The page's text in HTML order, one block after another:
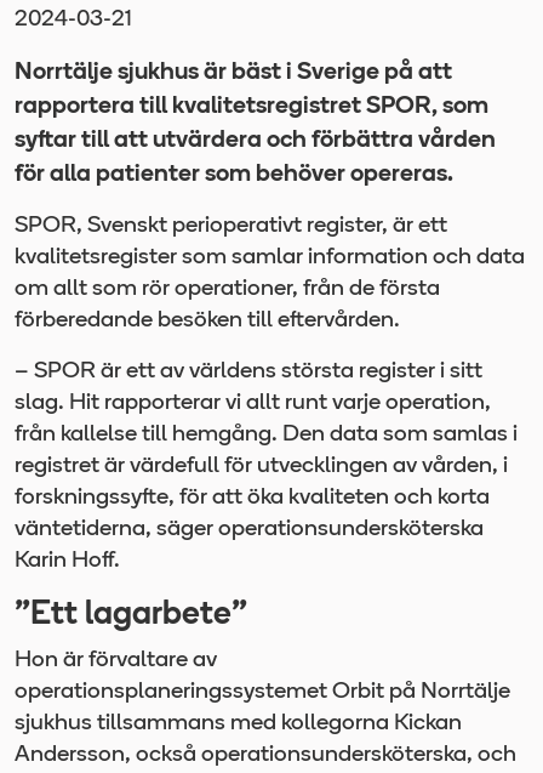
2024-03-21
Norrtälje sjukhus är bäst i Sverige på att
rapportera till kvalitetsregistret SPOR, som
syftar till att utvärdera och förbättra vården
för alla patienter som behöver opereras.
SPOR, Svenskt perioperativt register, är ett
kvalitetsregister som samlar information och data
om allt som rör operationer, från de första
förberedande besöken till eftervården.
– SPOR är ett av världens största register i sitt
slag. Hit rapporterar vi allt runt varje operation,
från kallelse till hemgång. Den data som samlas i
registret är värdefull för utvecklingen av vården, i
forskningssyfte, för att öka kvaliteten och korta
väntetiderna, säger operationsundersköterska
Karin Hoff.
”Ett lagarbete”
Hon är förvaltare av
operationsplaneringssystemet Orbit på Norrtälje
sjukhus tillsammans med kollegorna Kickan
Andersson, också operationsundersköterska, och